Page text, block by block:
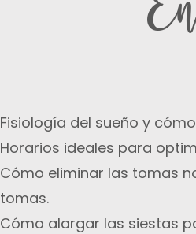
Fisiología del sueño y
Horarios ideales para
Cómo eliminar las tomas
tomas.
Cómo alargar las siestas